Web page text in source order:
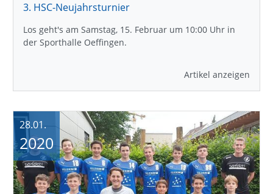
3. HSC-Neujahrsturnier
Los geht's am Samstag, 15. Februar um 10:00 Uhr in
der Sporthalle Oeffingen.
Artikel anzeigen
28.01.
2020